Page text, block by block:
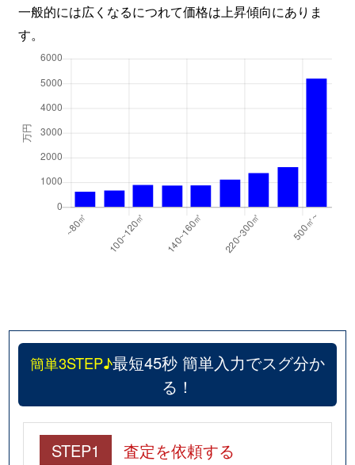
一般的には広くなるにつれて価格は上昇傾向にありま
す。
簡単3STEP♪最短45秒 簡単入力でスグ分か
る！
STEP1 査定を依頼する